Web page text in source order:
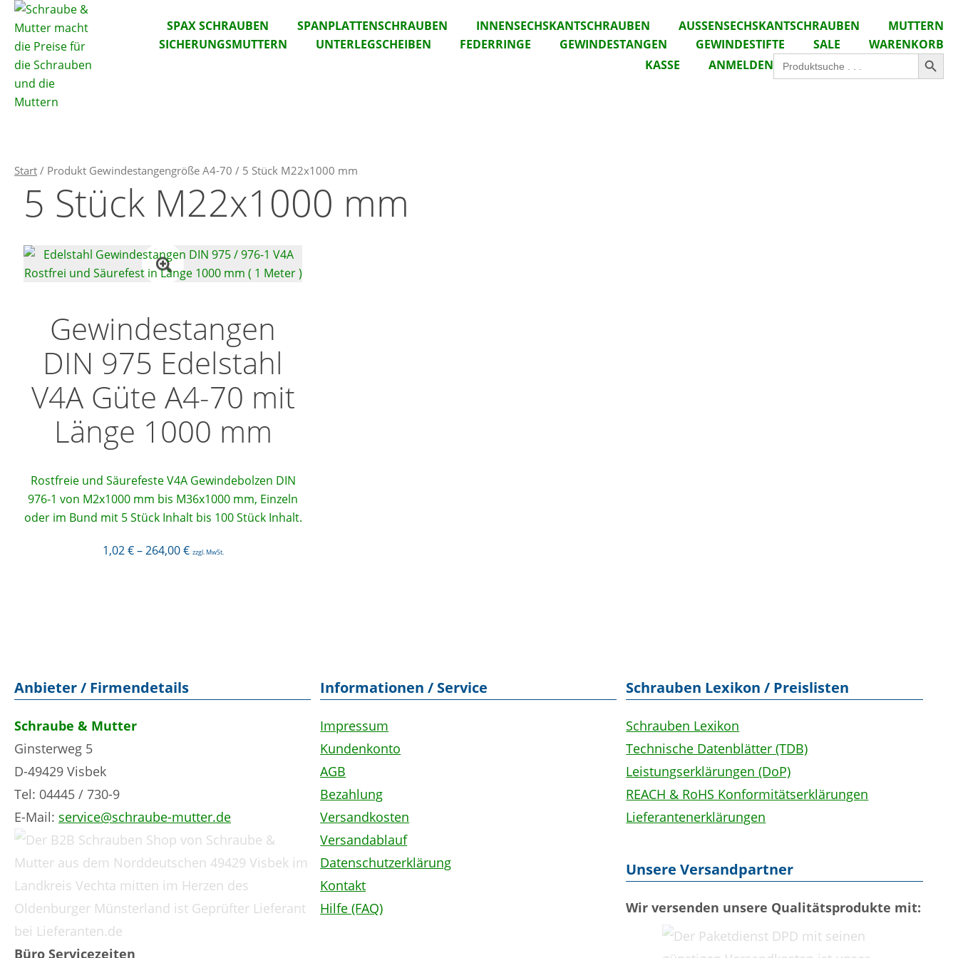
SPAX SCHRAUBEN SPANPLATTENSCHRAUBEN INNENSECHSKANTSCHRAUBEN AUSSENSECHSKANTSCHRAUBEN
MUTTERN
SICHERUNGSMUTTERN
UNTERLEGSCHEIBEN FEDERRINGE GEWINDESTANGEN GEWINDESTIFTE SALE
WARENKORB
KASSE
ANMELDENSearch
for:
Search Button
Start / Produkt Gewindestangengröße A4-70 / 5 Stück M22x1000 mm
5 Stück M22x1000 mm
Gewindestangen
DIN 975 Edelstahl
V4A Güte A4-70 mit
Länge 1000 mm
Rostfreie und Säurefeste V4A Gewindebolzen DIN
976-1 von M2x1000 mm bis M36x1000 mm, Einzeln
oder im Bund mit 5 Stück Inhalt bis 100 Stück Inhalt.
1,02€–264,00€ zzgl. MwSt.
Anbieter / Firmendetails
Schraube & Mutter
Ginsterweg 5
D-49429 Visbek
Tel: 04445 / 730-9
E-Mail: service@schraube-mutter.de
Büro Servicezeiten
Informationen / Service
Impressum
Kundenkonto
AGB
Bezahlung
Versandkosten
Versandablauf
Datenschutzerklärung
Kontakt
Hilfe (FAQ)
Schrauben Lexikon / Preislisten
Schrauben Lexikon
Technische Datenblätter (TDB)
Leistungserklärungen (DoP)
REACH & RoHS Konformitätserklärungen
Lieferantenerklärungen
Unsere Versandpartner
Wir versenden unsere Qualitätsprodukte mit: